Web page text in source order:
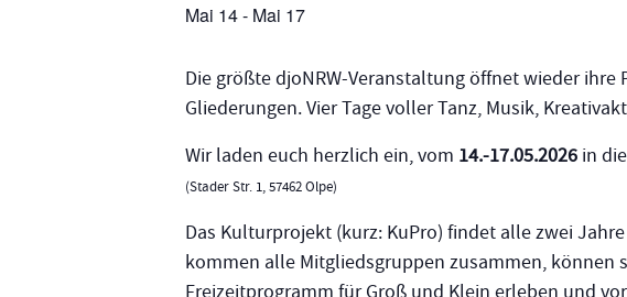
Mai 14- Mai 17
Die größte djoNRW-Veranstaltung öffnet wieder
Gliederungen. Vier Tage voller Tanz, Musik,
Wir laden euch herzlich ein, vom 14.-17.05.2026 in die
(Stader Str. 1, 57462 Olpe)
Das Kulturprojekt (kurz: KuPro) findet alle zwei
kommen alle Mitgliedsgruppen zusammen, können
Freizeitprogramm für Groß und Klein erleben und